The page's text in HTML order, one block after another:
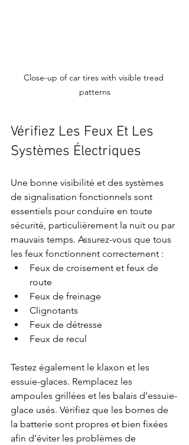
Close-up of car tires with visible tread
patterns
Vérifiez Les Feux Et Les
Systèmes Électriques
Une bonne visibilité et des systèmes
de signalisation fonctionnels sont
essentiels pour conduire en toute
sécurité, particulièrement la nuit ou par
mauvais temps. Assurez-vous que tous
les feux fonctionnent correctement :
Feux de croisement et feux de
route
Feux de freinage
Clignotants
Feux de détresse
Feux de recul
Testez également le klaxon et les
essuie-glaces. Remplacez les
ampoules grillées et les balais d’essuie-
glace usés. Vérifiez que les bornes de
la batterie sont propres et bien fixées
afin d’éviter les problèmes de